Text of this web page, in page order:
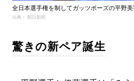
全日本選手権を制してガッツポーズの平野
出典： 朝日新聞
驚きの新ペア誕生